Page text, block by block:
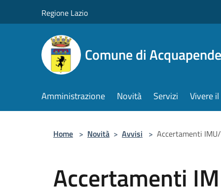
Regione Lazio
Comune di
Amministrazione Novità Servizi Vivere
Home > Novità > Avvisi > Accertamenti
Accertamenti